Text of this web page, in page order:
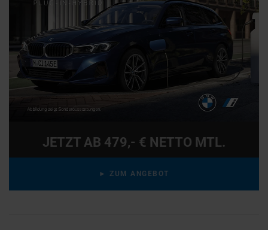
JETZT AB 479,- € NETTO MTL.
► ZUM ANGEBOT